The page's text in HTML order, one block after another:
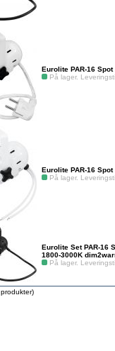
Eurolite PAR-16 Spot
På lager.
Eurolite PAR-16 Spot
På lager.
Eurolite Set PAR-16
1800-3000K
På lager.
produkter)